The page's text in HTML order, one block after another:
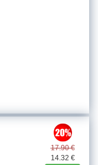
17.90 €
14.32 €